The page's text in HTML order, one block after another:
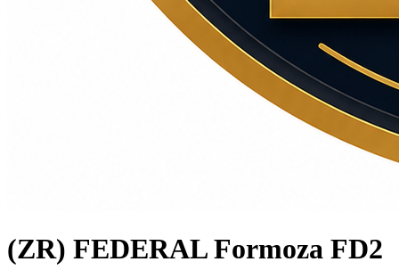
(ZR) FEDERAL Formoza FD2